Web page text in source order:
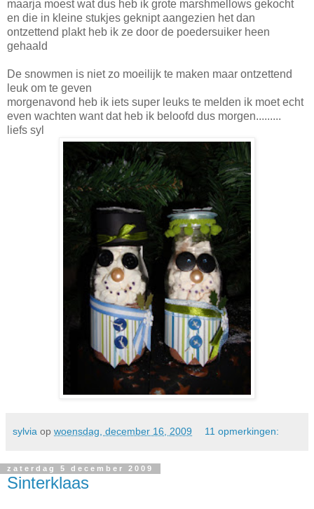
maarja moest wat dus heb ik grote marshmellows gekocht
en die in kleine stukjes geknipt aangezien het dan
ontzettend plakt heb ik ze door de poedersuiker heen
gehaald
De snowmen is niet zo moeilijk te maken maar ontzettend
leuk om te geven
morgenavond heb ik iets super leuks te melden ik moet echt
even wachten want dat heb ik beloofd dus morgen.........
liefs syl
sylvia op woensdag, december 16, 2009 11 opmerkingen:
zaterdag 5 december 2009
Sinterklaas